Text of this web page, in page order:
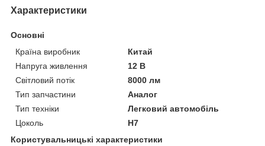
Характеристики
Основні
Країна виробник
Китай
Напруга живлення
12 В
Світловий потік
8000 лм
Тип запчастини
Аналог
Тип техніки
Легковий автомобіль
Цоколь
H7
Користувальницькі характеристики